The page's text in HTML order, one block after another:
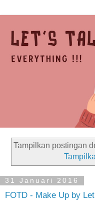
Tampilkan postingan
31 Januari 2016
FOTD - Make Up by